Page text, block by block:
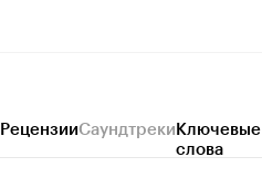
РецензииСаундтрекиКлючевые
слова